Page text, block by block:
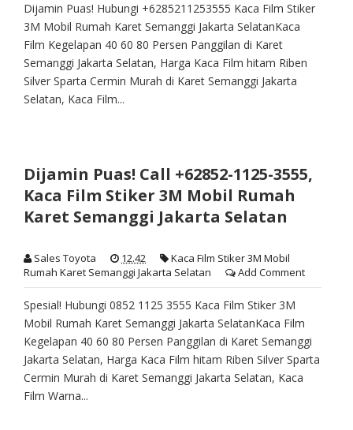
Dijamin Puas! Hubungi +6285211253555 Kaca Film Stiker
3M Mobil Rumah Karet Semanggi Jakarta SelatanKaca
Film Kegelapan 40 60 80 Persen Panggilan di Karet
Semanggi Jakarta Selatan, Harga Kaca Film hitam Riben
Silver Sparta Cermin Murah di Karet Semanggi Jakarta
Selatan, Kaca Film...
Dijamin Puas! Call +62852-1125-3555,
Kaca Film Stiker 3M Mobil Rumah
Karet Semanggi Jakarta Selatan
Sales Toyota 12.42
Kaca Film Stiker 3M Mobil
Rumah Karet Semanggi Jakarta Selatan
Add Comment
Spesial! Hubungi 0852 1125 3555 Kaca Film Stiker 3M
Mobil Rumah Karet Semanggi Jakarta SelatanKaca Film
Kegelapan 40 60 80 Persen Panggilan di Karet Semanggi
Jakarta Selatan, Harga Kaca Film hitam Riben Silver Sparta
Cermin Murah di Karet Semanggi Jakarta Selatan, Kaca
Film Warna...